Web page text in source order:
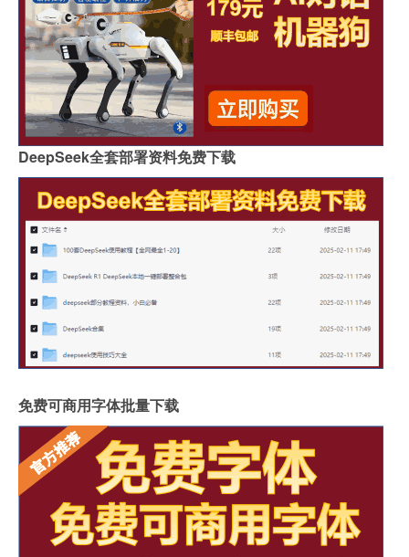
DeepSeek全套部署资料免费下载
免费可商用字体批量下载